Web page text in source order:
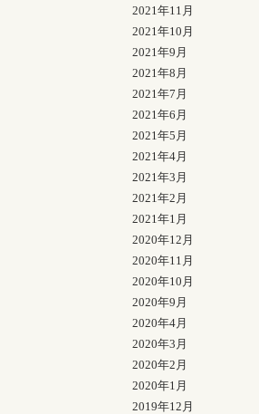
2021年11月
2021年10月
2021年9月
2021年8月
2021年7月
2021年6月
2021年5月
2021年4月
2021年3月
2021年2月
2021年1月
2020年12月
2020年11月
2020年10月
2020年9月
2020年4月
2020年3月
2020年2月
2020年1月
2019年12月